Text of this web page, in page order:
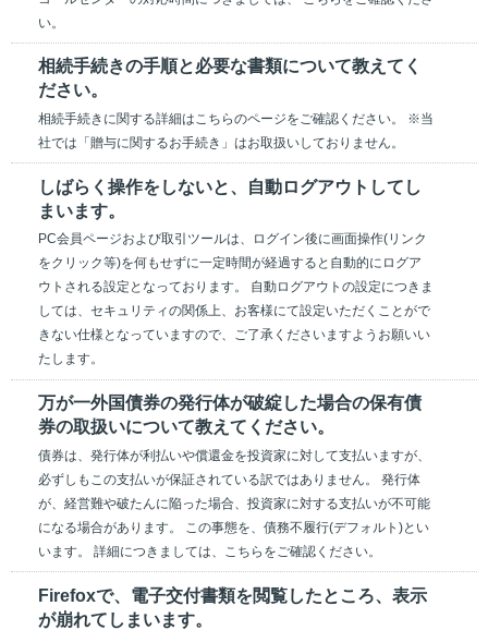
い。
相続手続きの手順と必要な書類について教えてく
ださい。
相続手続きに関する詳細はこちらのページをご確認ください。 ※当
社では「贈与に関するお手続き」はお取扱いしておりません。
しばらく操作をしないと、自動ログアウトしてし
まいます。
PC会員ページおよび取引ツールは、ログイン後に画面操作(リンク
をクリック等)を何もせずに一定時間が経過すると自動的にログア
ウトされる設定となっております。 自動ログアウトの設定につきま
しては、セキュリティの関係上、お客様にて設定いただくことがで
きない仕様となっていますので、ご了承くださいますようお願いい
たします。
万が一外国債券の発行体が破綻した場合の保有債
券の取扱いについて教えてください。
債券は、発行体が利払いや償還金を投資家に対して支払いますが、
必ずしもこの支払いが保証されている訳ではありません。 発行体
が、経営難や破たんに陥った場合、投資家に対する支払いが不可能
になる場合があります。 この事態を、債務不履行(デフォルト)とい
います。 詳細につきましては、こちらをご確認ください。
Firefoxで、電子交付書類を閲覧したところ、表示
が崩れてしまいます。